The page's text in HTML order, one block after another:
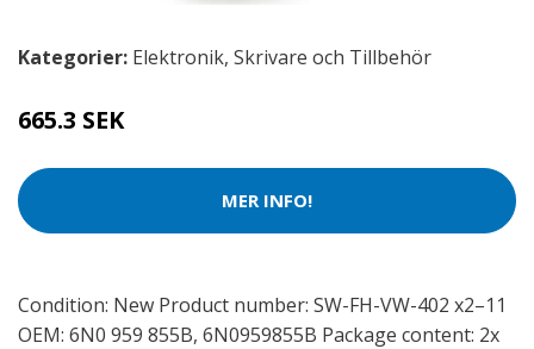
Kategorier: Elektronik, Skrivare och Tillbehör
665.3 SEK
MER INFO!
Condition: New Product number: SW-FH-VW-402 x2–11
OEM: 6N0 959 855B, 6N0959855B Package content: 2x